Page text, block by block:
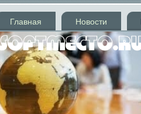
Главная Новости